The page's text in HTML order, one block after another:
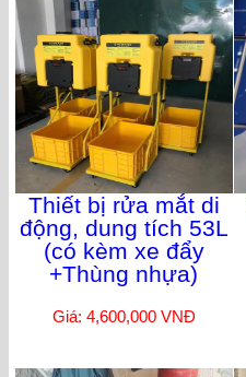
Thiết bị rửa mắt di
động, dung tích 53L
(có kèm xe đẩy
+Thùng nhựa)
Giá: 4,600,000 VNĐ